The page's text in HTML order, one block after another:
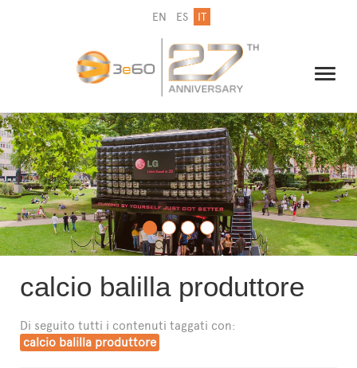
EN ES IT
IL GRUPPO
NEWSLETTER
CONTATTI
calcio balilla produttore
Di seguito tutti i contenuti taggati con:
calcio balilla produttore